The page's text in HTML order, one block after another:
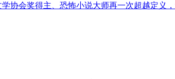
协会奖得主、恐怖小说大师再一次超越定义